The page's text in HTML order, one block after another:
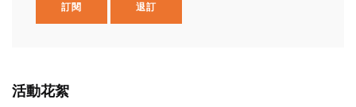
訂閱 退訂
活動花絮